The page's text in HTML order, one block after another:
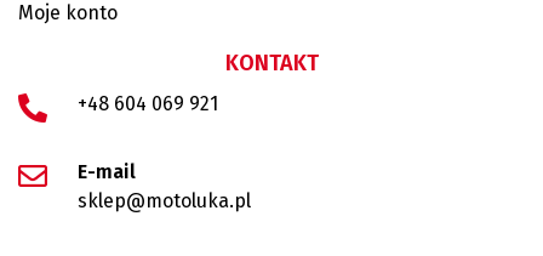
Moje konto
KONTAKT
+48 604 069 921
E-mail
sklep@motoluka.pl